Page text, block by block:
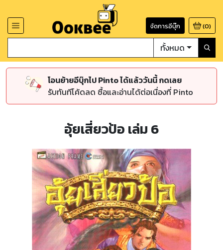
จัดการอีบุ๊ก (0)
ทั้งหมด
โอนย้ายอีบุ๊กไป Pinto ได้แล้ววันนี้ กดเลย
รับทันทีโค้ดลด ซื้อและอ่านได้ต่อเนื่องที่ Pinto
อุ้ยเสี่ยวป้อ เล่ม 6